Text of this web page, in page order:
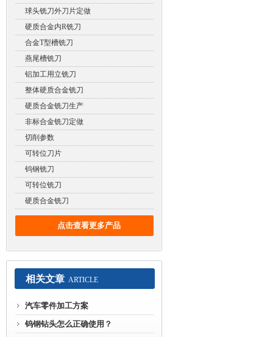
球头铣刀外刀片定做
硬质合金内R铣刀
合金T型槽铣刀
燕尾槽铣刀
铝加工用立铣刀
整体硬质合金铣刀
硬质合金铣刀生产
非标合金铣刀定做
切削参数
可转位刀片
钨钢铣刀
可转位铣刀
硬质合金铣刀
点击查看更多产品
相关文章 ARTICLE
汽车零件加工方案
钨钢钻头怎么正确使用？